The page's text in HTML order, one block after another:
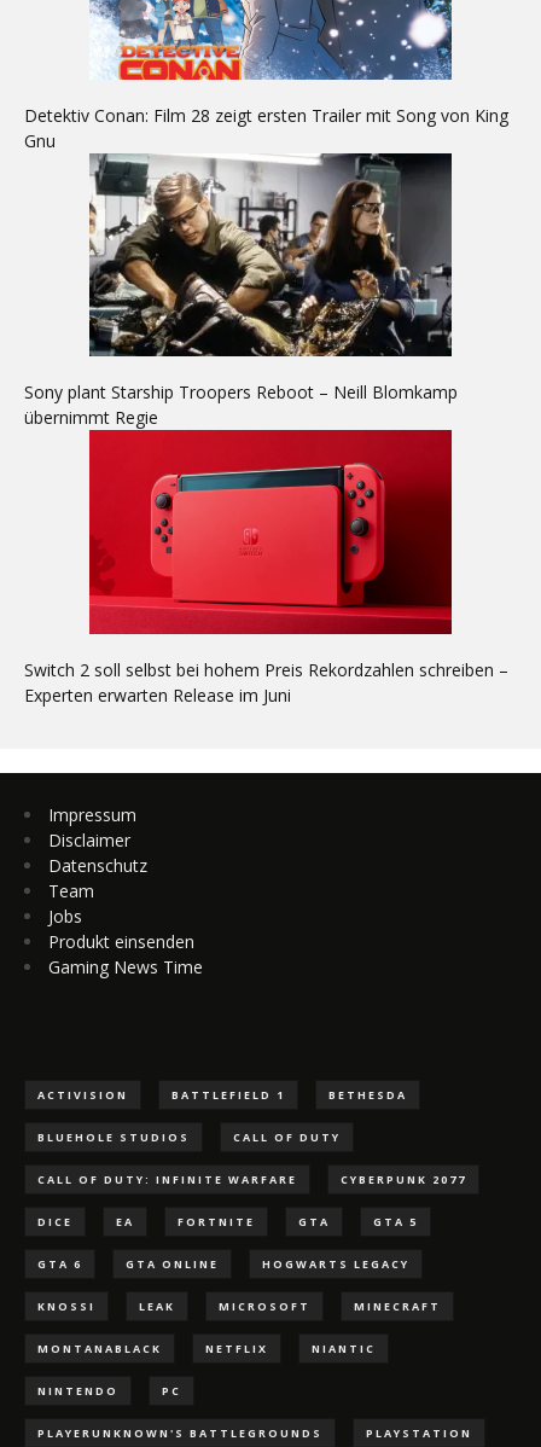
Detektiv Conan: Film 28 zeigt ersten Trailer mit Song von King
Gnu
Sony plant Starship Troopers Reboot – Neill Blomkamp
übernimmt Regie
Switch 2 soll selbst bei hohem Preis Rekordzahlen schreiben –
Experten erwarten Release im Juni
Impressum
Disclaimer
Datenschutz
Team
Jobs
Produkt einsenden
Gaming News Time
ACTIVISION BATTLEFIELD 1 BETHESDA
BLUEHOLE STUDIOS CALL OF DUTY
CALL OF DUTY: INFINITE WARFARE CYBERPUNK 2077
DICE EA FORTNITE GTA GTA 5
GTA 6 GTA ONLINE HOGWARTS LEGACY
KNOSSI LEAK MICROSOFT MINECRAFT
MONTANABLACK NETFLIX NIANTIC
NINTENDO PC
PLAYERUNKNOWN'S BATTLEGROUNDS PLAYSTATION